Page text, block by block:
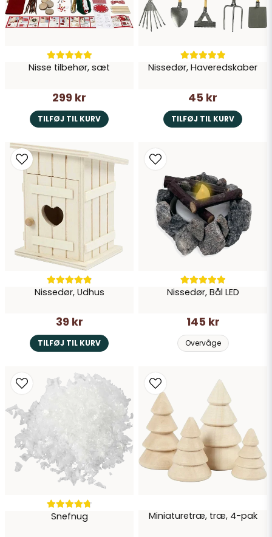
Send spørgsmål
Nisse tilbehør, sæt
299 kr
TILFØJ TIL KURV
Nissedør, Haveredskaber
45 kr
TILFØJ TIL KURV
Nissedør, Udhus
39 kr
TILFØJ TIL KURV
Nissedør, Bål LED
145 kr
Overvåge
Snefnug Miniaturetræ, træ, 4-pak